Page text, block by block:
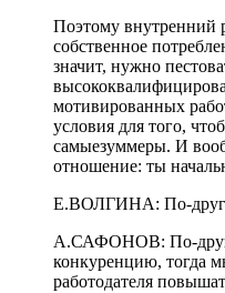
Поэтому внутренний
собственное
значит, нужно
мотивированных
условия для того,
самыезуммеры. И
отношение: ты
Е.ВОЛГИНА: По-
А.САФОНОВ: По-
конкуренцию, тогда
работодателя